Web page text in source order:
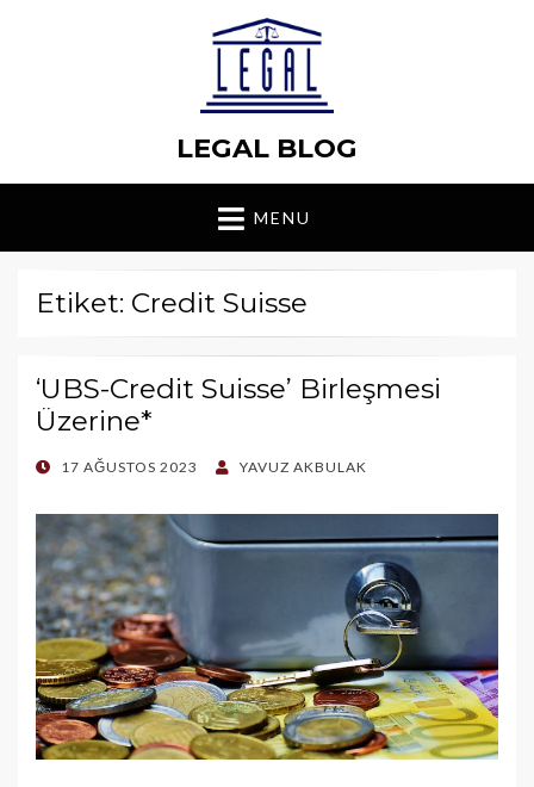
LEGAL BLOG
MENU
Etiket: Credit Suisse
‘UBS-Credit Suisse’ Birleşmesi
Üzerine*
POSTED
17 AĞUSTOS 2023 YAVUZ AKBULAK